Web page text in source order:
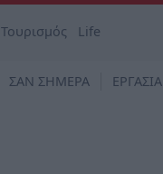
Τουρισμός Life
ΣΑΝ ΣΗΜΕΡΑ ΕΡΓΑΣΙΑ